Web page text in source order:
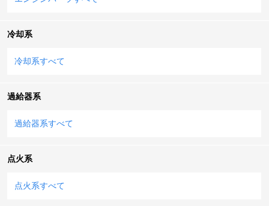
冷却系
冷却系すべて
過給器系
過給器系すべて
点火系
点火系すべて